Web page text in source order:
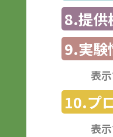
8.提供
9.実験
表
10.プ
表